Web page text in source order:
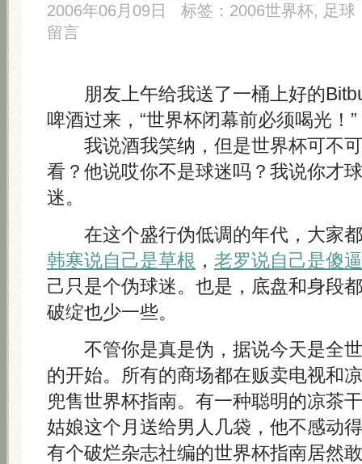
2006年06月09日 标签： 2006世界杯, 足球
留言
朋友上午给我送了一桶上好的
啤酒过来，“世界杯闭幕前必须喝光！”
我说酒我笑纳，但是世界杯可不
看？他说哎你不是球迷吗？我说你才
迷。
在这个盛行伪低调的年代，大家都
韩寒说自己是草根 ， 老罗说自己是傻
己只是个伪球迷。也是，底盘和身段
破绽也少一些。
不管你是真是伪，据说今天是全世
的开始。所有的商场都在贩卖电视和
兜售世界杯指南。有一种聪明的凉茶
姑娘这个月送给男人几袋，他不感动
有个破烂杂志社编的世界杯指南居然